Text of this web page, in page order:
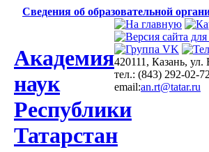
Сведения об образовательной
Академия
наук
Республики
Татарстан
420111, Казань, ул.
тел.: (843) 292-02-
email:an.rt@tatar.ru